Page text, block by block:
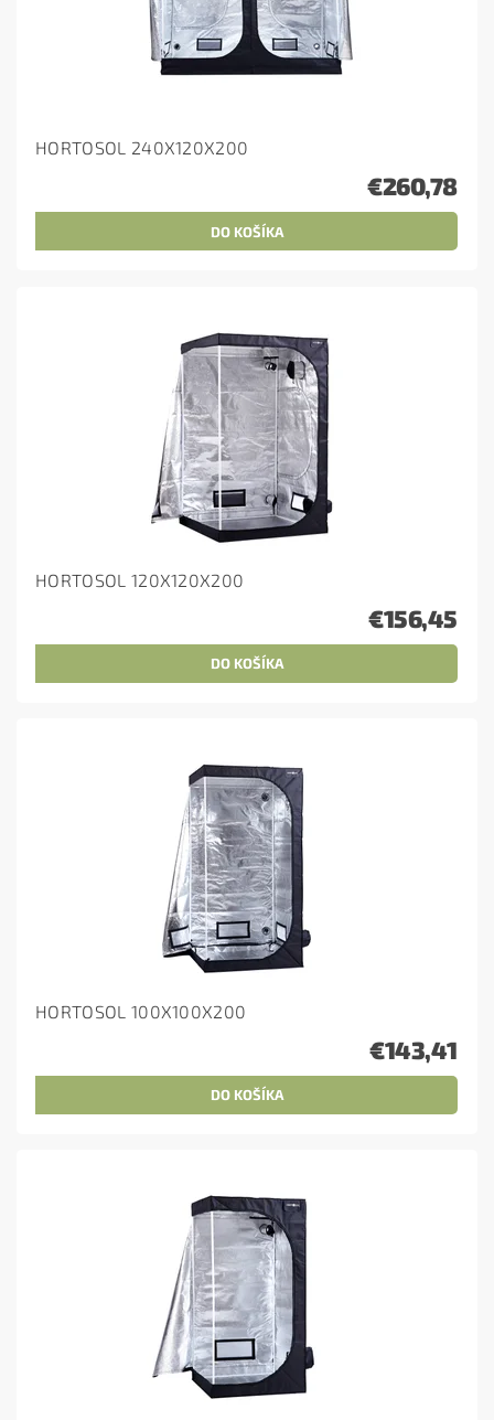
HORTOSOL 240X120X200
€260,78
HORTOSOL 120X120X200
€156,45
HORTOSOL 100X100X200
€143,41